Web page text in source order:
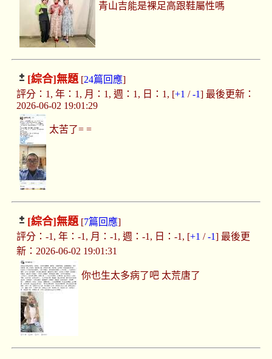
青山吉能是裸足高跟鞋屬性嗎
[綜合]無題[24篇回應]
評分：1, 年：1, 月：1, 週：1, 日：1, [+1 /-1] 最後更新：
2026-06-02 19:01:29
太苦了= =
[綜合]無題[7篇回應]
評分：-1, 年：-1, 月：-1, 週：-1, 日：-1, [+1 /-1] 最後更
新：2026-06-02 19:01:31
你也生太多病了吧 太荒唐了